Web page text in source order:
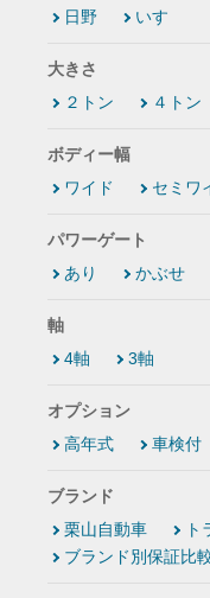
日野
いすゞ
大きさ
２トン
４トン
ボディー幅
ワイド
セミワ
パワーゲート
あり
かぶせ
軸
4軸
3軸
オプション
高年式
車検付
ブランド
栗山自動車
ト
ブランド別保証比